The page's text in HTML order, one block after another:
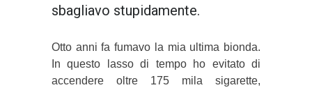
sbagliavo stupidamente.
Otto anni fa fumavo la mia ultima bionda.
In questo lasso di tempo ho evitato di
accendere oltre 175 mila sigarette,